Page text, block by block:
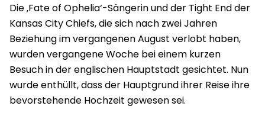
Die ‚Fate of Ophelia‘-Sängerin und der Tight End der
Kansas City Chiefs, die sich nach zwei Jahren
Beziehung im vergangenen August verlobt haben,
wurden vergangene Woche bei einem kurzen
Besuch in der englischen Hauptstadt gesichtet. Nun
wurde enthüllt, dass der Hauptgrund ihrer Reise ihre
bevorstehende Hochzeit gewesen sei.